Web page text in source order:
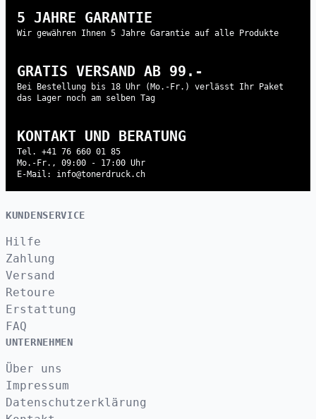
5 JAHRE GARANTIE
Wir gewähren Ihnen 5 Jahre Garantie auf alle Produkte
GRATIS VERSAND AB 99.-
Bei Bestellung bis 18 Uhr (Mo.-Fr.) verlässt Ihr Paket
das Lager noch am selben Tag
KONTAKT UND BERATUNG
Tel. +41 76 660 01 85
Mo.-Fr., 09:00 - 17:00 Uhr
E-Mail: info@tonerdruck.ch
KUNDENSERVICE
Hilfe
Zahlung
Versand
Retoure
Erstattung
FAQ
UNTERNEHMEN
Über uns
Impressum
Datenschutzerklärung